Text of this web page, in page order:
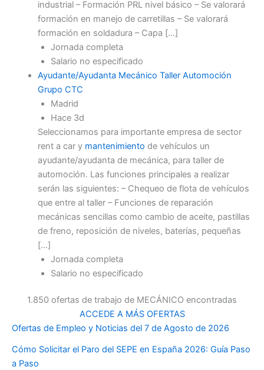
industrial – Formación PRL nivel básico – Se valorará
formación en manejo de carretillas – Se valorará
formación en soldadura – Capa […]
Jornada completa
Salario no especificado
Ayudante/Ayudanta Mecánico Taller Automoción
Grupo CTC
Madrid
Hace 3d
Seleccionamos para importante empresa de sector
rent a car y mantenimiento de vehículos un
ayudante/ayudanta de mecánica, para taller de
automoción. Las funciones principales a realizar
serán las siguientes: – Chequeo de flota de vehículos
que entre al taller – Funciones de reparación
mecánicas sencillas como cambio de aceite, pastillas
de freno, reposición de niveles, baterías, pequeñas
[…]
Jornada completa
Salario no especificado
1.850 ofertas de trabajo de MECÁNICO encontradas
ACCEDE A MÁS OFERTAS
Ofertas de Empleo y Noticias del 7 de Agosto de 2026
Cómo Solicitar el Paro del SEPE en España 2026: Guía Paso
a Paso